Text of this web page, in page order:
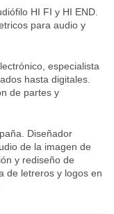
HI FI y HI END.
para audio y
especialista
hasta digitales.
de partes y
Diseñador
de la imagen de
y rediseño de
de letreros y logos en